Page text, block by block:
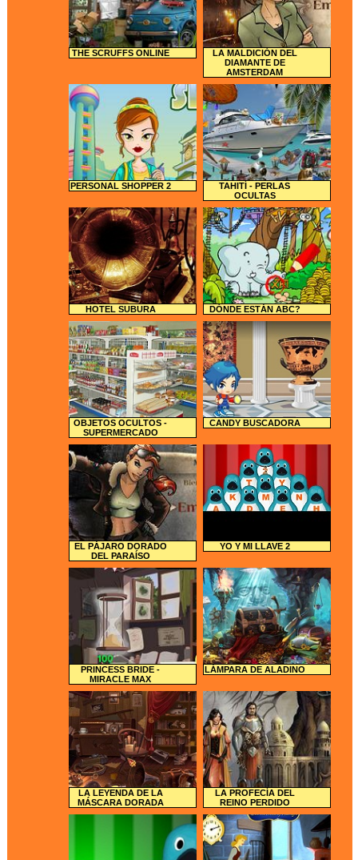
THE SCRUFFS ONLINE
LA MALDICIÓN DEL
DIAMANTE DE
AMSTERDAM
PERSONAL SHOPPER 2
TAHITÍ - PERLAS
OCULTAS
HOTEL SUBURA DÓNDE ESTÁN ABC?
OBJETOS OCULTOS -
SUPERMERCADO
CANDY BUSCADORA
EL PÁJARO DORADO
DEL PARAÍSO
YO Y MI LLAVE 2
PRINCESS BRIDE -
MIRACLE MAX
LÁMPARA DE ALADINO
LA LEYENDA DE LA
MÁSCARA DORADA
LA PROFECÍA DEL
REINO PERDIDO